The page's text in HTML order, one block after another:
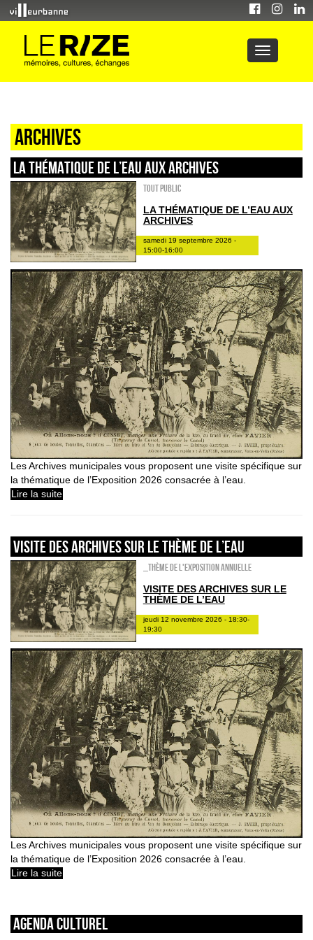
Archives
LA THÉMATIQUE DE L’EAU AUX ARCHIVES
Tout public
LA THÉMATIQUE DE L’EAU AUX
ARCHIVES
samedi 19 septembre 2026 -
15:00-16:00
Les Archives municipales vous proposent une visite spécifique sur
la thématique de l’Exposition 2026 consacrée à l’eau.
Lire la suite
VISITE DES ARCHIVES SUR LE THÈME DE L’EAU
_Thème de l'exposition annuelle
VISITE DES ARCHIVES SUR LE
THÈME DE L’EAU
jeudi 12 novembre 2026 - 18:30-
19:30
Les Archives municipales vous proposent une visite spécifique sur
la thématique de l’Exposition 2026 consacrée à l’eau.
Lire la suite
Agenda culturel